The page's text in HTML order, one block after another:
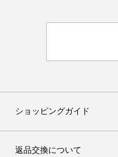
ショッピングガイド
返品交換について